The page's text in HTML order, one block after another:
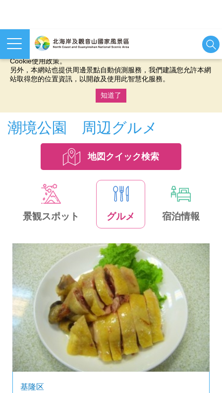
本網站使用cookies等相關技術以持續優化網站服務，並有助於為
您提供更佳的體驗，當您繼續使用本網站即表示您同意我們的
Cookie使用政策。
另外，本網站也提供周邊景點自動偵測服務，我們建議您允許本網
站取得您的位置資訊，以開啟及使用此智慧化服務。
知道了
潮境公園 周辺グルメ
地図クイック検索
景観スポット グルメ 宿泊情報
基隆区